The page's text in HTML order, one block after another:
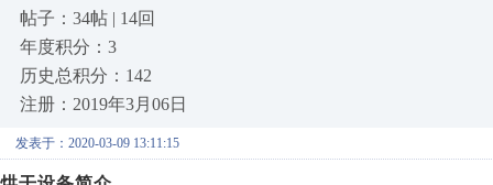
帖子：34帖 | 14回
年度积分：3
历史总积分：142
注册：2019年3月06日
发表于：2020-03-09 13:11:15